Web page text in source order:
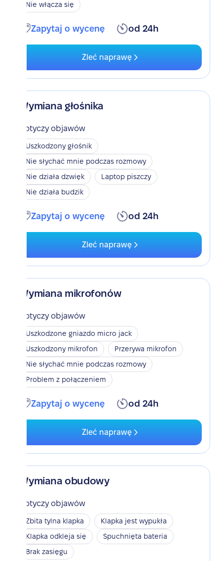
Nie włącza się
Zapytaj o wycenę od 24h
Zleć naprawę
Wymiana głośnika
Dotyczy objawów
Uszkodzony głośnik
Nie słychać mnie podczas rozmowy
Nie działa dzwięk
Laptop piszczy
Nie działa budzik
Zapytaj o wycenę od 24h
Zleć naprawę
Wymiana mikrofonów
Dotyczy objawów
Uszkodzone gniazdo micro jack
Uszkodzony mikrofon
Przerywa mikrofon
Nie słychać mnie podczas rozmowy
Problem z połączeniem
Zapytaj o wycenę od 24h
Zleć naprawę
Wymiana obudowy
Dotyczy objawów
Zbita tylna klapka
Klapka jest wypukła
Klapka odkleja się
Spuchnięta bateria
Brak zasięgu